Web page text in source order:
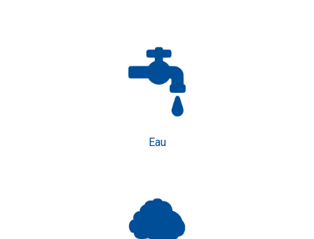
Eau